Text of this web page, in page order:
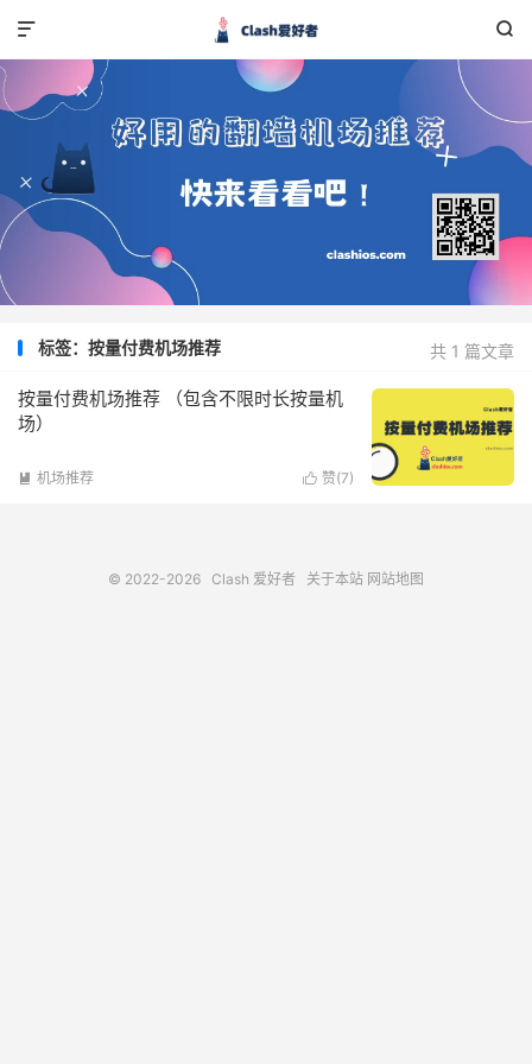


共 1 篇文章
标签：按量付费机场推荐
按量付费机场推荐 （包含不限时长按量机
场）
 赞(7)
 机场推荐
© 2022-2026 Clash 爱好者 关于本站 网站地图